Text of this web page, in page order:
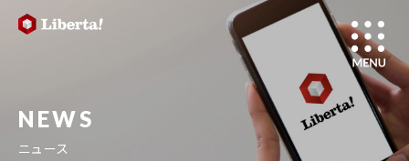
NEWS
ニュース